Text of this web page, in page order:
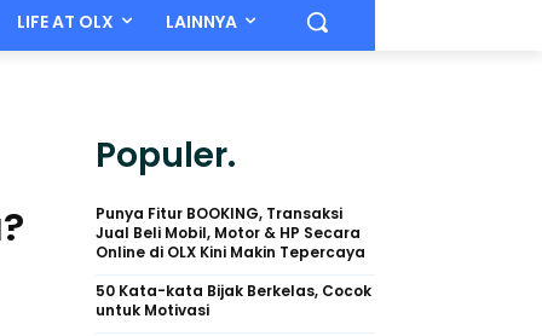
LIFE AT OLX LAINNYA
Populer.
Punya Fitur BOOKING, Transaksi
Jual Beli Mobil, Motor & HP Secara
Online di OLX Kini Makin Tepercaya
50 Kata-kata Bijak Berkelas, Cocok
untuk Motivasi